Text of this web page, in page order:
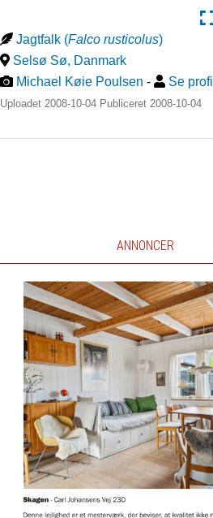
Jagtfalk (Falco rusticolus)
Selsø Sø, Danmark
Michael Køie Poulsen - Se profil
Uploadet 2008-10-04 Publiceret2008-10-04
ANNONCER